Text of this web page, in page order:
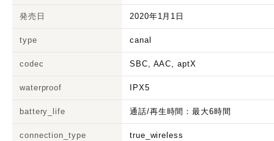
発売日 2020年1月1日
type canal
codec SBC, AAC, aptX
waterproof IPX5
battery_life 通話/再生時間：最大6時間
connection_type true_wireless